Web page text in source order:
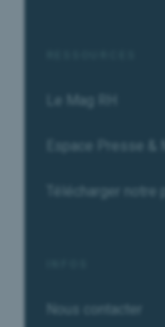
Le Mag RH
Espace Presse &
Télécharger notre
Nous contacter